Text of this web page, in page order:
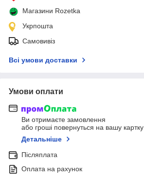
Магазини Rozetka
Укрпошта
Самовивіз
Всі умови доставки
Умови оплати
Ви отримаєте замовлення
або гроші повернуться на вашу картку
Детальніше
Післяплата
Оплата на рахунок